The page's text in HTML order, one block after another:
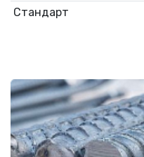
Стандарт